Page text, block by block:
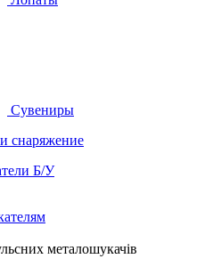
Сувениры
снаряжение
Б/У
металошукачів